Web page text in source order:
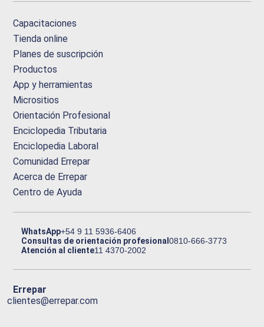
Capacitaciones
Tienda online
Planes de suscripción
Productos
App y herramientas
Micrositios
Orientación Profesional
Enciclopedia Tributaria
Enciclopedia Laboral
Comunidad Errepar
Acerca de Errepar
Centro de Ayuda
WhatsApp+54 9 11 5936-6406
Consultas de orientación profesional0810-666-3773
Atención al cliente11 4370-2002
Errepar
clientes@errepar.com